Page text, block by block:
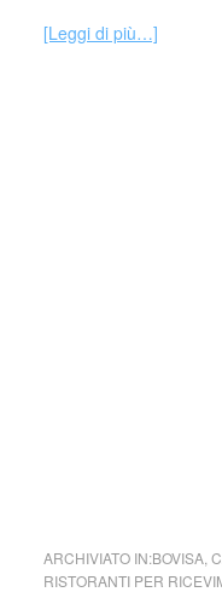
[Leggi di più…]
ARCHIVIATO IN:BOVISA,
RISTORANTI PER